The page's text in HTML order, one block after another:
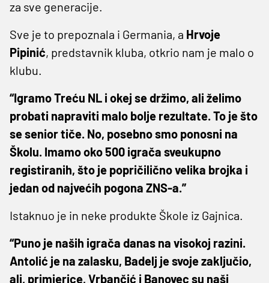
za sve generacije.
Sve je to prepoznala i Germania, a Hrvoje
Pipinić, predstavnik kluba, otkrio nam je malo o
klubu.
“Igramo Treću NL i okej se držimo, ali želimo
probati napraviti malo bolje rezultate. To je što
se senior tiče. No, posebno smo ponosni na
Školu. Imamo oko 500 igrača sveukupno
registiranih, što je popričilično velika brojka i
jedan od najvećih pogona ZNS-a.”
Istaknuo je in neke produkte Škole iz Gajnica.
“Puno je naših igrača danas na visokoj razini.
Antolić je na zalasku, Badelj je svoje zaključio,
ali, primjerice, Vrbančić i Banovec su naši